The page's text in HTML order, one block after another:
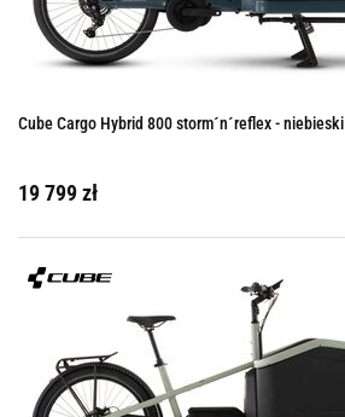
Cube Cargo Hybrid 800 storm´n´reflex - niebieski
19 799 zł